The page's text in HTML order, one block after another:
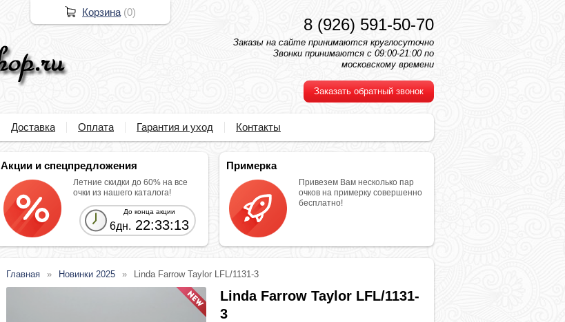
8 (926) 591-50-70
Заказы на сайте принимаются круглосуточно
Звонки принимаются с 09:00-21:00 по
московскому времени
Заказать обратный звонок
Доставка Оплата Гарантия и уход Контакты
Акции и спецпредложения
Летние скидки до 60% на все
очки из нашего каталога!
До конца акции
6дн. 22:33:12
Примерка
Привезем Вам несколько пар
очков на примерку совершенно
бесплатно!
Главная Новинки 2025 Linda Farrow Taylor LFL/1131-3
Linda Farrow Taylor LFL/1131-
3
Корзина (0)